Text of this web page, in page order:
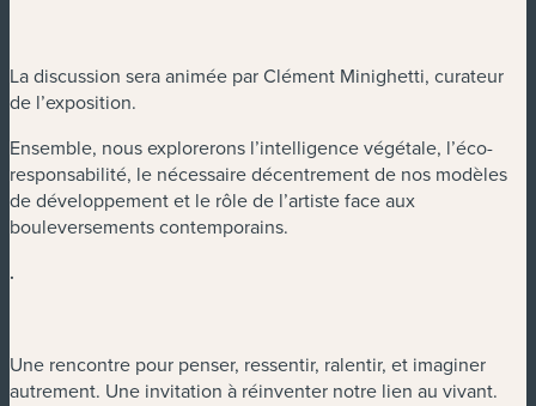
La discussion sera animée par Clément Minighetti, curateur
de l’exposition.
Ensemble, nous explorerons l’intelligence végétale, l’éco-
responsabilité, le nécessaire décentrement de nos modèles
de développement et le rôle de l’artiste face aux
bouleversements contemporains.
.
Une rencontre pour penser, ressentir, ralentir, et imaginer
autrement. Une invitation à réinventer notre lien au vivant.